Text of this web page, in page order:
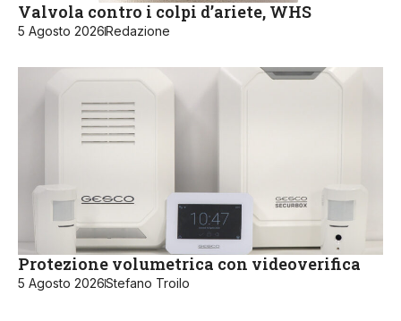
Valvola contro i colpi d’ariete, WHS
5 Agosto 2026Redazione
Protezione volumetrica con videoverifica
5 Agosto 2026Stefano Troilo